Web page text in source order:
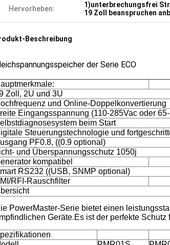
Hervorheben: 1)unterbrechungsfrei
19 Zoll beanspruchen
Beschreibung
der Serie ECO
Zoll, 2U und 3U
und Online-Doppelkonvertierung
Eingangsspannung (110-285Vac oder
beim Start
Steuerungstechnologie und
PF0.8, ((0.9 optional)
und Überspannungsschutz 1050j
kompatibel
RS232 ((USB, SNMP optional)
RFI-Rauschfilter
PowerMaster-Serie bietet einen
Geräte.Es ist der perfekte Schutz